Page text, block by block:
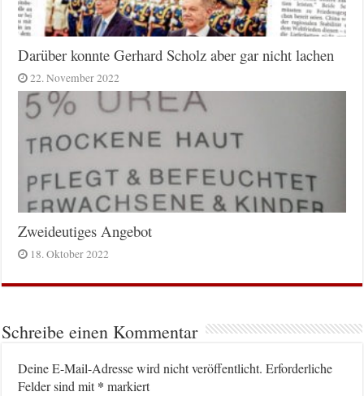
Darüber konnte Gerhard Scholz aber gar nicht lachen
22. November 2022
Zweideutiges Angebot
18. Oktober 2022
Schreibe einen Kommentar
Deine E-Mail-Adresse wird nicht veröffentlicht. Erforderliche
Felder sind mit* markiert